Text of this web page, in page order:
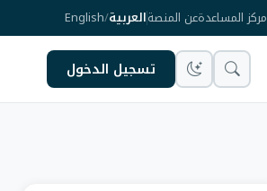
مركز المساعدةعن المنصةالعربية/
English
تسجيل الدخول